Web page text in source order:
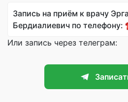
Запись на приём к врачу
Бердиалиевич по
Или запись через телеграм: